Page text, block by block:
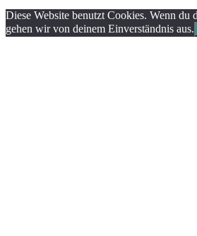
Diese Website benutzt Cookies. Wenn du
gehen wir von deinem Einverständnis aus.